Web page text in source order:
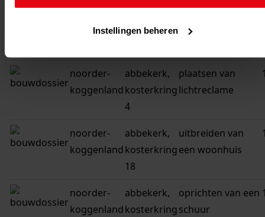
Instellingen beheren
koggenlandkosterkring dakkapel
noorder-
koggenland
abbekerk,
kosterkring
4
plaatsen van
lichtreclame
noorder-
koggenland
abbekerk,
kosterkring
18
uitbreiden van
een woonhuis
noorder-
koggenland
abbekerk,
kosterkring
oprichten van een
schuur